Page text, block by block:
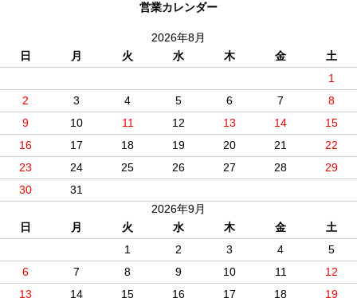
営業カレンダー
2026年8月
日
月 火 水 木 金
土
1
2
3 4 5 6 7
8
9
10 11 12 13 14
15
16
17 18 19 20 21
22
23
24 25 26 27 28
29
30
31
2026年9月
日
月 火 水 木 金
土
1
2 3 4
5
6
7 8 9 10 11
12
13
14 15 16 17 18
19